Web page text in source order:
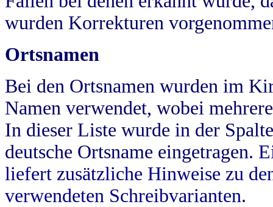
wurden Korrekturen
Ortsnamen
Bei den Ortsnamen wurden im
Namen verwendet, wobei
In dieser Liste wurde in der
deutsche Ortsname eingetragen.
liefert zusätzliche Hinweise zu
verwendeten Schreibvarianten.